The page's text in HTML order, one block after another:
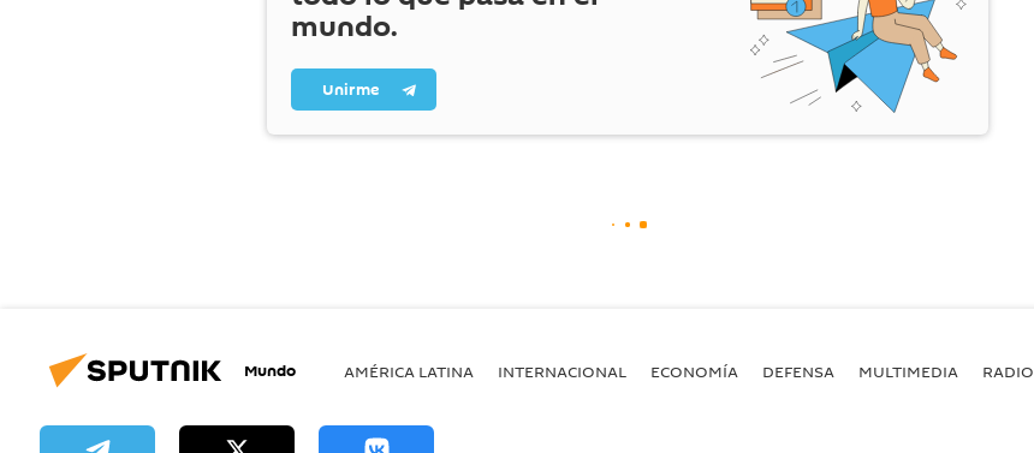
mundo.
Unirme
Mundo AMÉRICA LATINA INTERNACIONAL ECONOMÍA DEFENSA MULTIMEDIA RADIO